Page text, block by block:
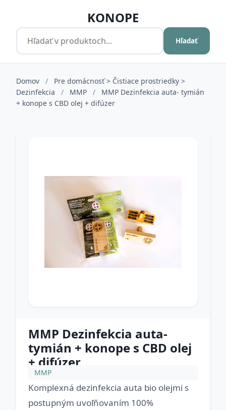
KONOPE
Hľadať
Domov /
Pre domácnosť > Čistiace prostriedky >
Dezinfekcia
/ MMP /
MMP Dezinfekcia auta- tymián
+ konope s CBD olej + difúzer
MMP Dezinfekcia auta-
tymián + konope s CBD olej
+ difúzer
MMP
Komplexná dezinfekcia auta bio olejmi s
postupným uvoľňovaním 100%